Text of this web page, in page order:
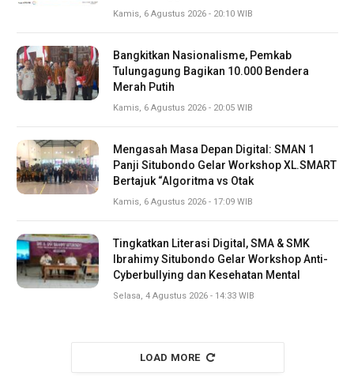
Kamis, 6 Agustus 2026 - 20:10 WIB
Bangkitkan Nasionalisme, Pemkab
Tulungagung Bagikan 10.000 Bendera
Merah Putih
Kamis, 6 Agustus 2026 - 20:05 WIB
Mengasah Masa Depan Digital: SMAN 1
Panji Situbondo Gelar Workshop XL.SMART
Bertajuk “Algoritma vs Otak
Kamis, 6 Agustus 2026 - 17:09 WIB
Tingkatkan Literasi Digital, SMA & SMK
Ibrahimy Situbondo Gelar Workshop Anti-
Cyberbullying dan Kesehatan Mental
Selasa, 4 Agustus 2026 - 14:33 WIB
LOAD MORE